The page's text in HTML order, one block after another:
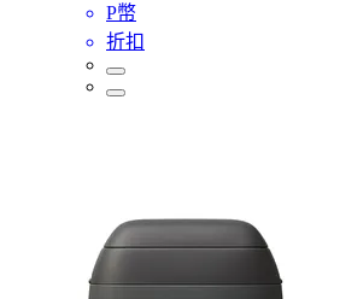
P幣
折扣